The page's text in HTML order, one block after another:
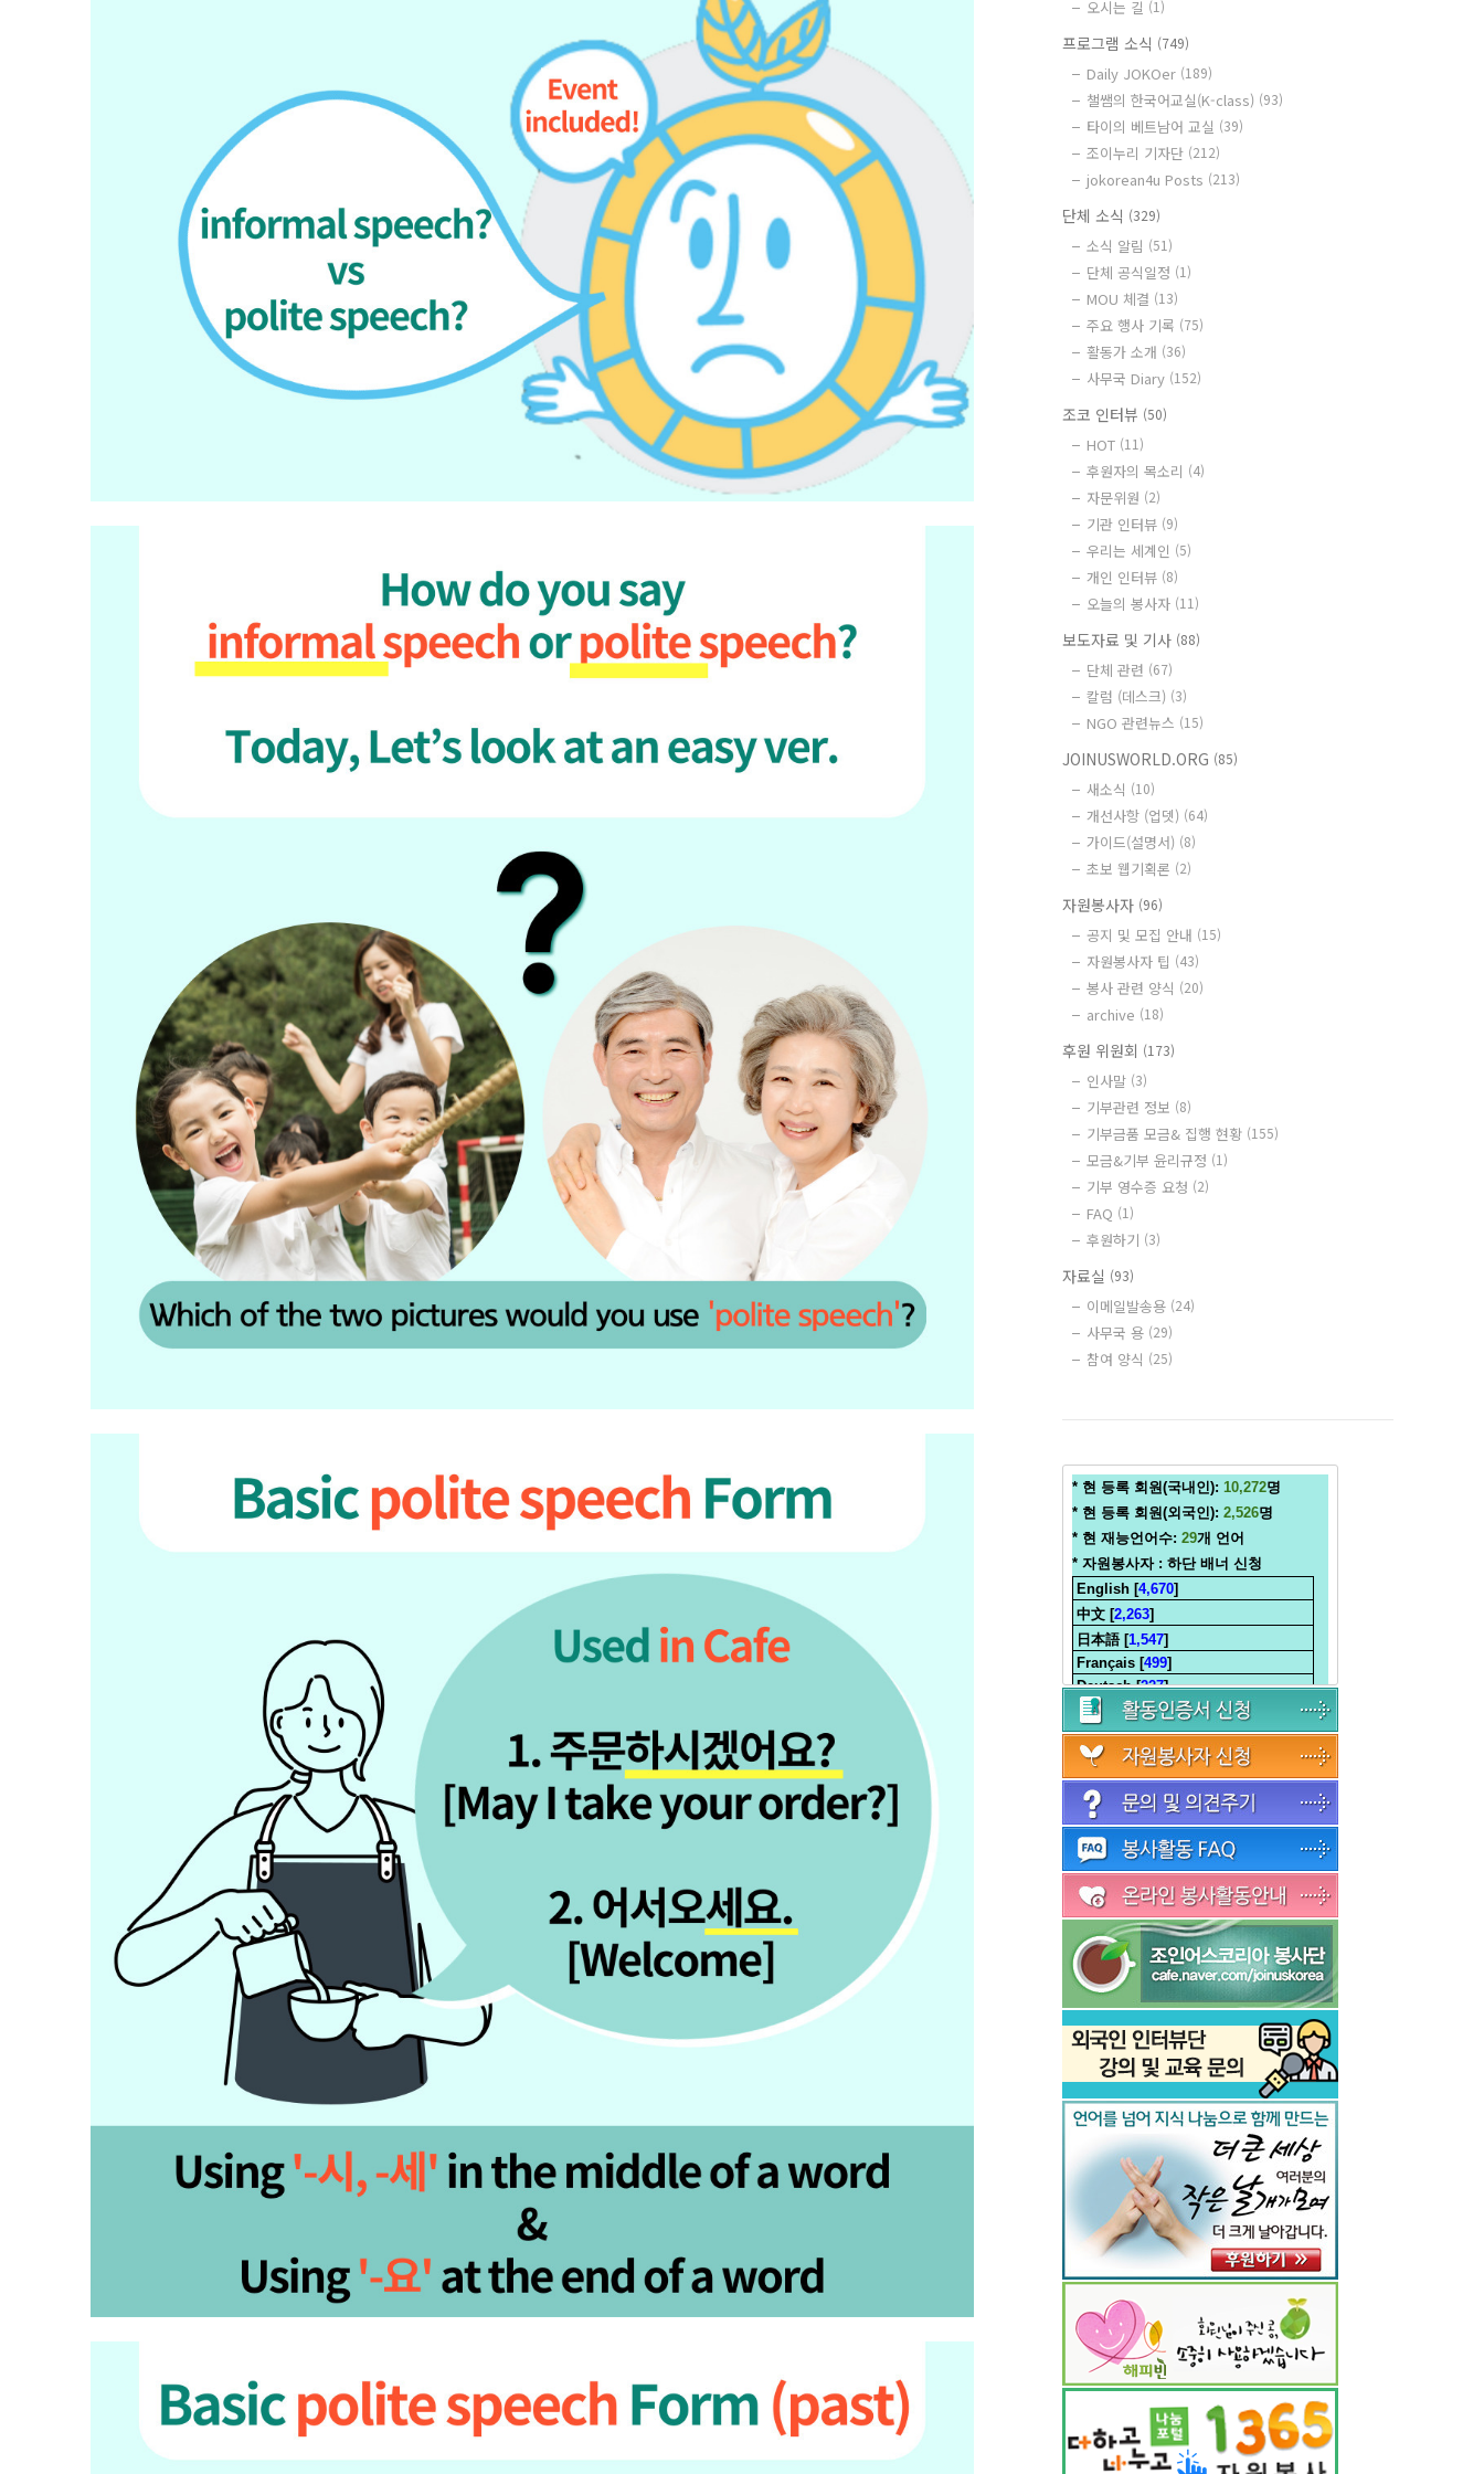
오시는 길 (1)
프로그램 소식 (749)
Daily JOKOer (189)
챌쌤의 한국어교실(K-class) (93)
타이의 베트남어 교실 (39)
조이누리 기자단 (212)
jokorean4u Posts (213)
단체 소식 (329)
소식 알림 (51)
단체 공식일정 (1)
MOU 체결 (13)
주요 행사 기록 (75)
활동가 소개 (36)
사무국 Diary (152)
조코 인터뷰 (50)
HOT (11)
후원자의 목소리 (4)
자문위원 (2)
기관 인터뷰 (9)
우리는 세계인 (5)
개인 인터뷰 (8)
오늘의 봉사자 (11)
보도자료 및 기사 (88)
단체 관련 (67)
칼럼 (데스크) (3)
NGO 관련뉴스 (15)
JOINUSWORLD.ORG (85)
새소식 (10)
개선사항 (업뎃) (64)
가이드(설명서) (8)
초보 웹기획론 (2)
자원봉사자 (96)
공지 및 모집 안내 (15)
자원봉사자 팁 (43)
봉사 관련 양식 (20)
archive (18)
후원 위원회 (173)
인사말 (3)
기부관련 정보 (8)
기부금품 모금& 집행 현황 (155)
모금&기부 윤리규정 (1)
기부 영수증 요청 (2)
FAQ (1)
후원하기 (3)
자료실 (93)
이메일발송용 (24)
사무국 용 (29)
참여 양식 (25)